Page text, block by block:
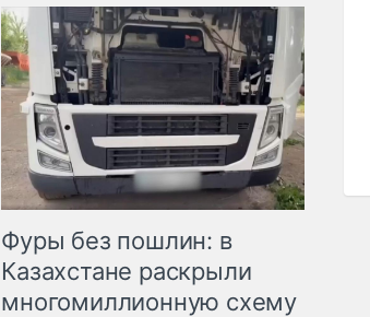
Фуры без пошлин: в
Казахстане раскрыли
многомиллионную схему